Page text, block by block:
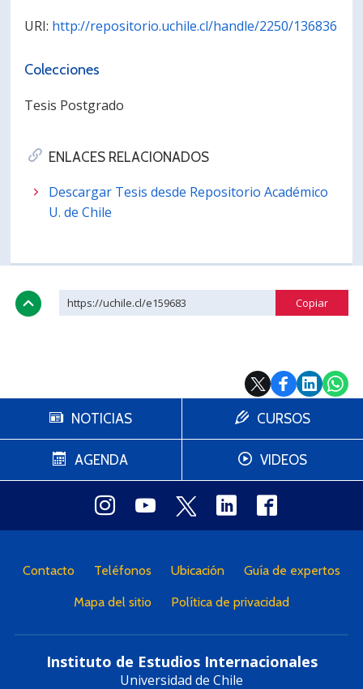
ENLACES RELACIONADOS
Descargar Tesis desde Repositorio Académico
U. de Chile
URI: http://repositorio.uchile.cl/handle/2250/136836
Colecciones
Tesis Postgrado
https://uchile.cl/e159683
NOTICIAS
AGENDA
CURSOS
VIDEOS
Contacto Teléfonos Ubicación Guía de expertos
Mapa del sitio Política de privacidad
Instituto de Estudios Internacionales
Universidad de Chile